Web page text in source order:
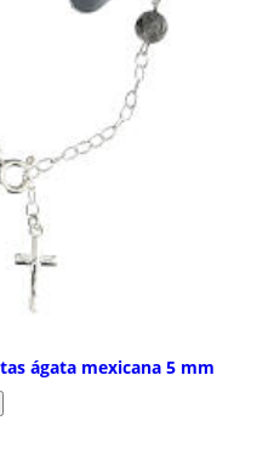
ágata mexicana 5 mm